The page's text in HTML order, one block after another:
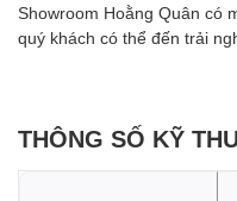
Showroom Hoằng Quân có
quý khách có thể đến trải
THÔNG SỐ KỸ